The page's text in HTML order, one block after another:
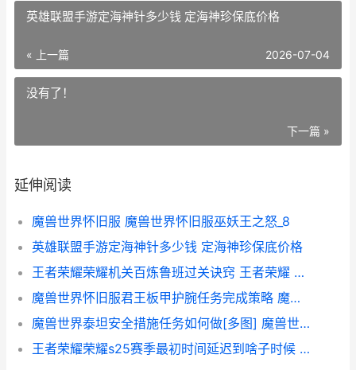
英雄联盟手游定海神针多少钱 定海神珍保底价格
« 上一篇 2026-07-04
没有了！
下一篇 »
延伸阅读
魔兽世界怀旧服 魔兽世界怀旧服巫妖王之怒_8
英雄联盟手游定海神针多少钱 定海神珍保底价格
王者荣耀荣耀机关百炼鲁班过关诀窍 王者荣耀 机型
魔兽世界怀旧服君王板甲护腕任务完成策略 魔兽世界怀旧服什么时候开的
魔兽世界泰坦安全措施任务如何做[多图] 魔兽世界泰坦装备是什么意思
王者荣耀荣耀s25赛季最初时间延迟到啥子时候 王者荣耀荣耀之章